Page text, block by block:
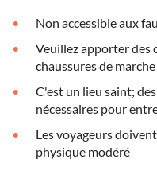
Non accessible aux
Veuillez apporter des
chaussures de
C'est un lieu saint;
nécessaires pour
Les voyageurs
physique modéré